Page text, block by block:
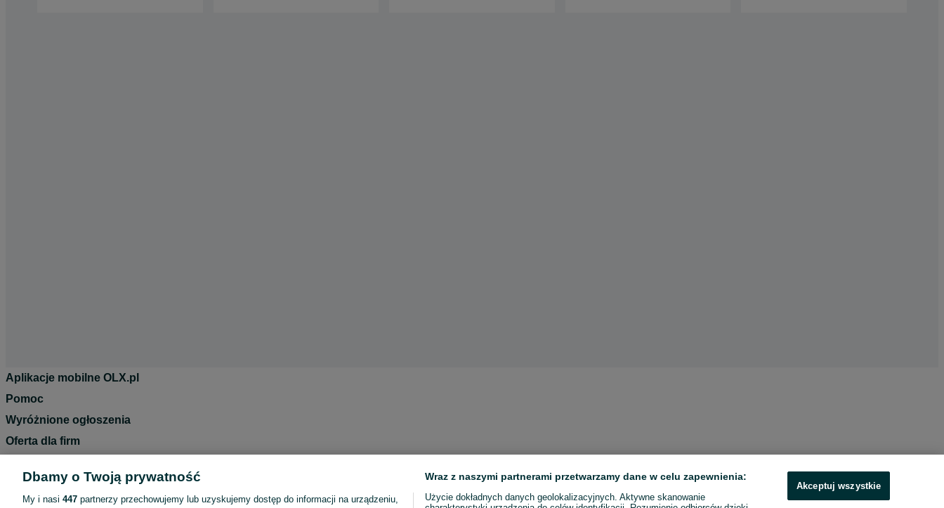
Aplikacje mobilne OLX.pl
Pomoc
Wyróżnione ogłoszenia
Oferta dla firm
Regulamin
Polityka prywatności
Dbamy o Twoją prywatność
My i nasi 447 partnerzy przechowujemy lub uzyskujemy dostęp do informacji na urządzeniu,
Wraz z naszymi partnerami przetwarzamy dane w celu zapewnienia:
Użycie dokładnych danych geolokalizacyjnych. Aktywne skanowanie
Akceptuj wszystkie